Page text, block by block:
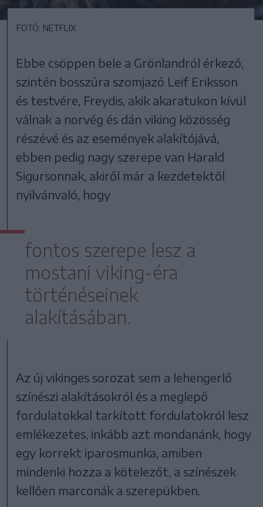
FOTÓ: NETFLIX
Ebbe csöppen bele a Grönlandról érkező,
szintén bosszúra szomjazó Leif Eriksson
és testvére, Freydis, akik akaratukon kívül
válnak a norvég és dán viking közösség
részévé és az események alakítójává,
ebben pedig nagy szerepe van Harald
Sigursonnak, akiről már a kezdetektől
nyilvánvaló, hogy
fontos szerepe lesz a
mostani viking-éra
történéseinek
alakításában.
Az új vikinges sorozat sem a lehengerlő
színészi alakításokról és a meglepő
fordulatokkal tarkított fordulatokról lesz
emlékezetes, inkább azt mondanánk, hogy
egy korrekt iparosmunka, amiben
mindenki hozza a kötelezőt, a színészek
kellően marconák a szerepükben.